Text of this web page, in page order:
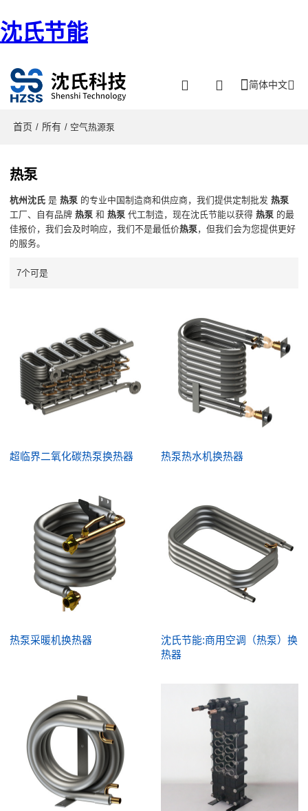
沈氏节能
简体中文
首页 / 所有 / 空气热源泵
热泵
杭州沈氏 是热泵 的专业中国制造商和供应商，我们提供定制批发热泵
工厂、自有品牌热泵 和热泵 代工制造，现在沈氏节能以获得热泵 的最
佳报价，我们会及时响应，我们不是最低价热泵，但我们会为您提供更好
的服务。
7个可是
超临界二氧化碳热泵换热器 热泵热水机换热器
热泵采暖机换热器
沈氏节能:商用空调（热泵）换
热器